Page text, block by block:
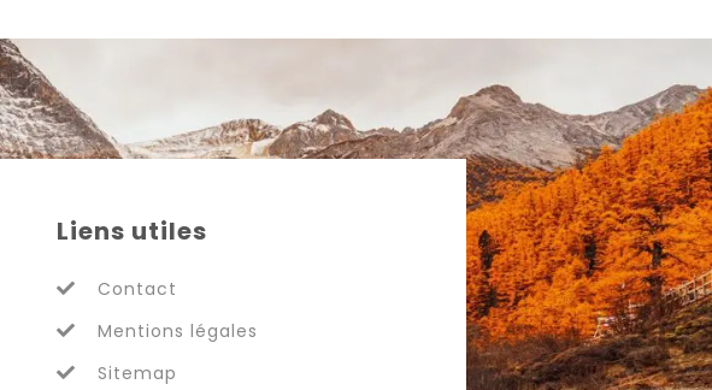
Liens utiles
Contact
Mentions légales
Sitemap